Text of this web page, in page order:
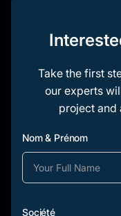
Take the first
our experts
project and
Nom & Prénom
Société